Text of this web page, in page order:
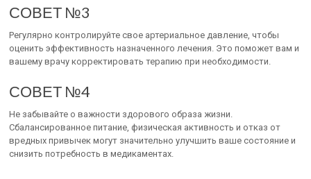
СОВЕТ №3
Регулярно контролируйте свое артериальное давление, чтобы
оценить эффективность назначенного лечения. Это поможет вам и
вашему врачу корректировать терапию при необходимости.
СОВЕТ №4
Не забывайте о важности здорового образа жизни.
Сбалансированное питание, физическая активность и отказ от
вредных привычек могут значительно улучшить ваше состояние и
снизить потребность в медикаментах.